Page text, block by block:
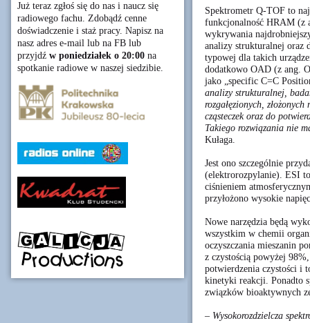
Już teraz zgłoś się do nas i naucz się
radiowego fachu. Zdobądź cenne
doświadczenie i staż pracy. Napisz na
nasz adres e-mail lub na FB lub
przyjdź w poniedziałek o 20:00 na
spotkanie radiowe w naszej siedzibie.
Spektrometr Q-TOF to
funkcjonalność HRAM (z
wykrywania
analizy strukturalnej oraz
typowej dla takich
dodatkowo OAD (z ang.
jako „specific C=C
analizy strukturalnej,
rozgałęzionych,
cząsteczek oraz do
Takiego rozwiązania nie
Kułaga.
Jest ono szczególnie
(elektrorozpylanie). ESI
ciśnieniem
przyłożono wysokie
Nowe narzędzia będą
wszystkim w chemii
oczyszczania mieszanin
z czystością powyżej
potwierdzenia czystości i
kinetyki reakcji. Ponadto
związków bioaktywnych
– Wysokorozdzielcza